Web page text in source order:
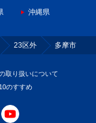
沖縄県
23区外 多摩市
取り扱いについて
のすすめ